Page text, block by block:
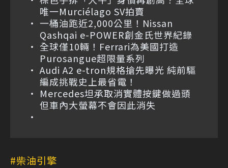
唯一Murciélago SV拍賣
一桶油跑近2,000公里！Nissan
Qashqai e-POWER創金氏世界紀錄
全球僅10輛！Ferrari為美國打造
Purosangue超限量系列
Audi A2 e-tron規格搶先曝光 純前驅
編成挑戰史上最省電！
Mercedes坦承取消實體按鍵做過頭
但車內大螢幕不會因此消失
柴油引擎